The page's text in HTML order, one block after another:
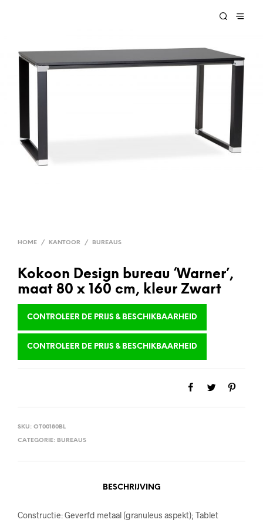
HOME / KANTOOR / BUREAUS
Kokoon Design bureau ‘Warner’,
maat 80 x 160 cm, kleur Zwart
CONTROLEER DE PRIJS & BESCHIKBAARHEID
CONTROLEER DE PRIJS & BESCHIKBAARHEID
SKU: OT00180BL
CATEGORIE: BUREAUS
BESCHRIJVING
Constructie: Geverfd metaal (granuleus aspekt); Tablet